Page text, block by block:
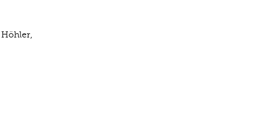
Höhler,